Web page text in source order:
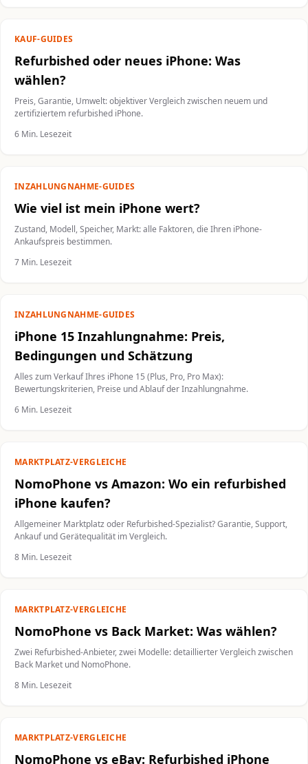
KAUF-GUIDES
Refurbished oder neues iPhone: Was
wählen?
Preis, Garantie, Umwelt: objektiver Vergleich zwischen neuem und
zertifiziertem refurbished iPhone.
6 Min. Lesezeit
INZAHLUNGNAHME-GUIDES
Wie viel ist mein iPhone wert?
Zustand, Modell, Speicher, Markt: alle Faktoren, die Ihren iPhone-
Ankaufspreis bestimmen.
7 Min. Lesezeit
INZAHLUNGNAHME-GUIDES
iPhone 15 Inzahlungnahme: Preis,
Bedingungen und Schätzung
Alles zum Verkauf Ihres iPhone 15 (Plus, Pro, Pro Max):
Bewertungskriterien, Preise und Ablauf der Inzahlungnahme.
6 Min. Lesezeit
MARKTPLATZ-VERGLEICHE
NomoPhone vs Amazon: Wo ein refurbished
iPhone kaufen?
Allgemeiner Marktplatz oder Refurbished-Spezialist? Garantie, Support,
Ankauf und Gerätequalität im Vergleich.
8 Min. Lesezeit
MARKTPLATZ-VERGLEICHE
NomoPhone vs Back Market: Was wählen?
Zwei Refurbished-Anbieter, zwei Modelle: detaillierter Vergleich zwischen
Back Market und NomoPhone.
8 Min. Lesezeit
MARKTPLATZ-VERGLEICHE
NomoPhone vs eBay: Refurbished iPhone